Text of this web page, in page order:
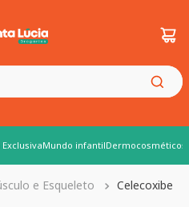
Mundo infantilDermocosméticos
e Esqueleto
Celecoxibe